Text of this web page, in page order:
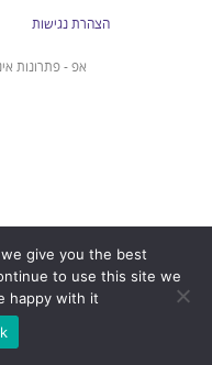
הצהרת נגישות
אפ - פתרונות
give you the best
to use this site we
happy with it.